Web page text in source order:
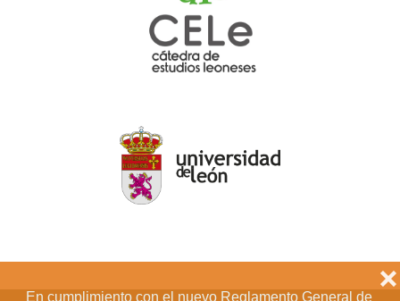
En cumplimiento con el nuevo Reglamento General de
❌